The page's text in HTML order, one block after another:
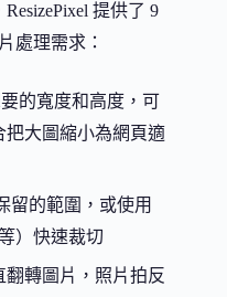
提供了 9
處理需求：
要的寬度和高度，可
把大圖縮小為網頁適
留的範圍，或使用
）快速裁切
翻轉圖片，照片拍反